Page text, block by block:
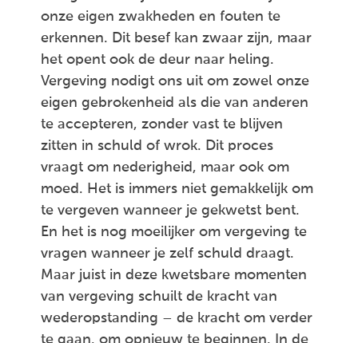
onze eigen zwakheden en fouten te
erkennen. Dit besef kan zwaar zijn, maar
het opent ook de deur naar heling.
Vergeving nodigt ons uit om zowel onze
eigen gebrokenheid als die van anderen
te accepteren, zonder vast te blijven
zitten in schuld of wrok. Dit proces
vraagt om nederigheid, maar ook om
moed. Het is immers niet gemakkelijk om
te vergeven wanneer je gekwetst bent.
En het is nog moeilijker om vergeving te
vragen wanneer je zelf schuld draagt.
Maar juist in deze kwetsbare momenten
van vergeving schuilt de kracht van
wederopstanding – de kracht om verder
te gaan, om opnieuw te beginnen. In de